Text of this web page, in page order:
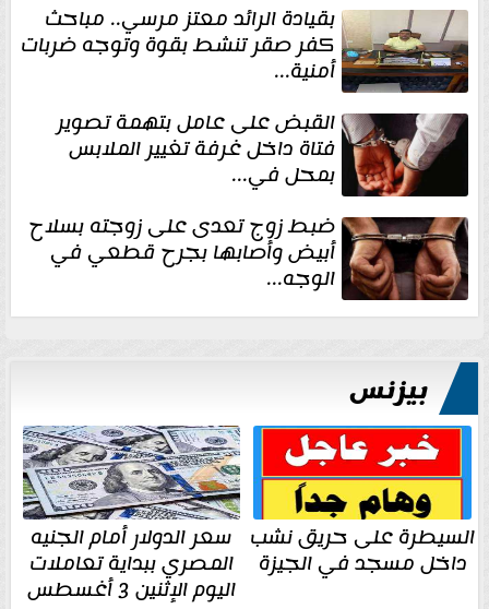
بقيادة الرائد معتز مرسي.. مباحث
كفر صقر تنشط بقوة وتوجه ضربات
أمنية...
القبض على عامل بتهمة تصوير
فتاة داخل غرفة تغيير الملابس
بمحل في...
ضبط زوج تعدى على زوجته بسلاح
أبيض وأصابها بجرح قطعي في
الوجه...
بيزنس
السيطرة على حريق نشب
داخل مسجد في الجيزة
سعر الدولار أمام الجنيه
المصري ببداية تعاملات
اليوم الإثنين 3 أغسطس